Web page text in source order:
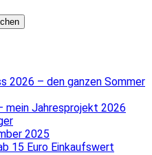
2026 – den ganzen Sommer
mein Jahresprojekt 2026
2025
15 Euro Einkaufswert